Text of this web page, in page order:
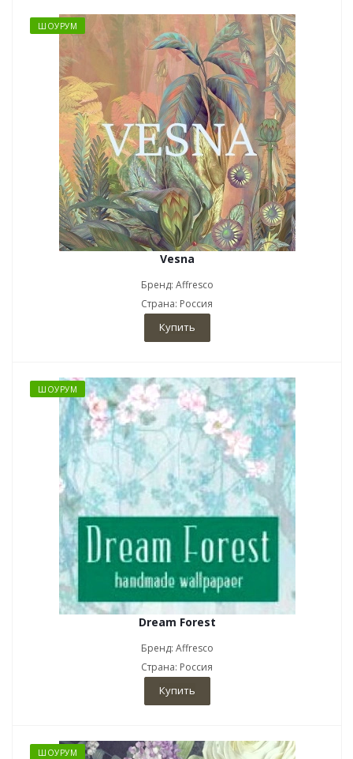
ШОУРУМ
Vesna
Бренд: Affresco
Страна: Россия
Купить
ШОУРУМ
Dream Forest
Бренд: Affresco
Страна: Россия
Купить
ШОУРУМ